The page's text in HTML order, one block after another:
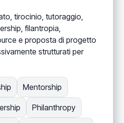
tirocinio, tutoraggio,
filantropia,
e proposta di progetto
strutturati per
Mentorship
Philanthropy